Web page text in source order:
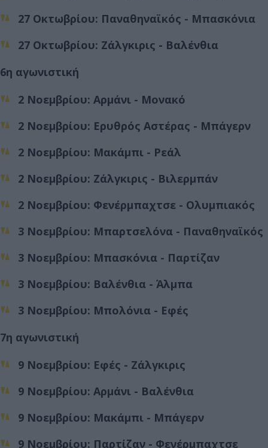
27 Οκτωβρίου: Παναθηναϊκός - Μπασκόνια
27 Οκτωβρίου: Ζάλγκιρις - Βαλένθια
6η αγωνιστική
2 Νοεμβρίου: Αρμάνι - Μονακό
2 Νοεμβρίου: Ερυθρός Αστέρας - Μπάγερν
2 Νοεμβρίου: Μακάμπι - Ρεάλ
2 Νοεμβρίου: Ζάλγκιρις - Βιλερμπάν
2 Νοεμβρίου: Φενέρμπαχτσε - Ολυμπιακός
3 Νοεμβρίου: Μπαρτσελόνα - Παναθηναϊκός
3 Νοεμβρίου: Μπασκόνια - Παρτίζαν
3 Νοεμβρίου: Βαλένθια - Άλμπα
3 Νοεμβρίου: Μπολόνια - Εφές
7η αγωνιστική
9 Νοεμβρίου: Εφές - Ζάλγκιρις
9 Νοεμβρίου: Αρμάνι - Βαλένθια
9 Νοεμβρίου: Μακάμπι - Μπάγερν
9 Νοεμβρίου: Παρτίζαν - Φενέρμπαχτσε